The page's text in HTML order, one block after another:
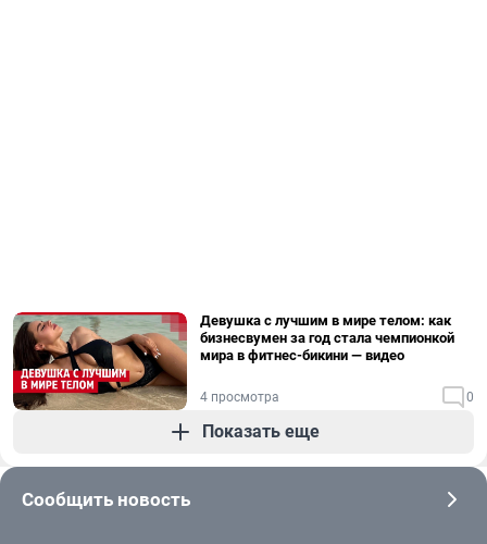
Девушка с лучшим в мире телом: как
бизнесвумен за год стала чемпионкой
мира в фитнес-бикини — видео
4 просмотра 0
Показать еще
Сообщить новость